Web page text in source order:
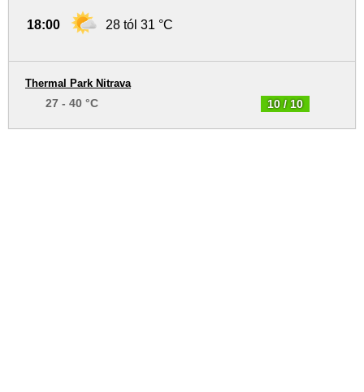
18:00 28 tól 31 °C
10 / 10
Thermal Park Nitrava
27 - 40 °C